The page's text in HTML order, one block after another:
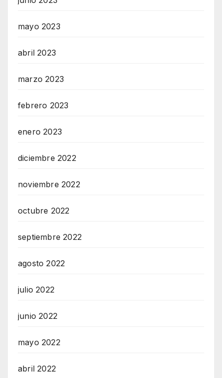
mayo 2023
abril 2023
marzo 2023
febrero 2023
enero 2023
diciembre 2022
noviembre 2022
octubre 2022
septiembre 2022
agosto 2022
julio 2022
junio 2022
mayo 2022
abril 2022